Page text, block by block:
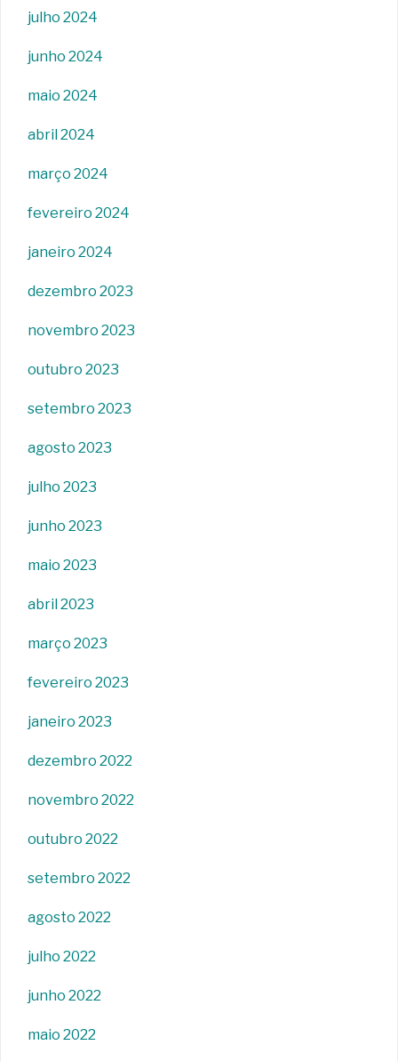
julho 2024
junho 2024
maio 2024
abril 2024
março 2024
fevereiro 2024
janeiro 2024
dezembro 2023
novembro 2023
outubro 2023
setembro 2023
agosto 2023
julho 2023
junho 2023
maio 2023
abril 2023
março 2023
fevereiro 2023
janeiro 2023
dezembro 2022
novembro 2022
outubro 2022
setembro 2022
agosto 2022
julho 2022
junho 2022
maio 2022